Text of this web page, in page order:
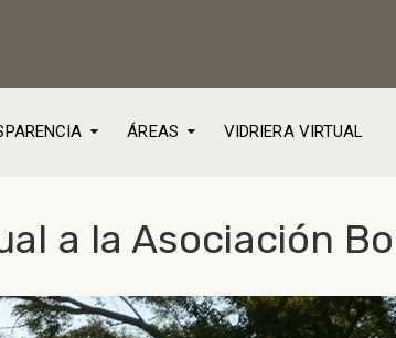
ÁREAS VIDRIERA VIRTUAL
a la Asociación